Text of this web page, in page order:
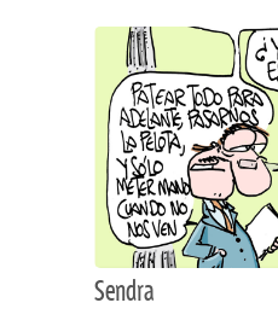
Sendra